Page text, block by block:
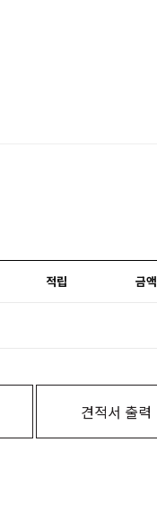
적립 금액
견적서 출력